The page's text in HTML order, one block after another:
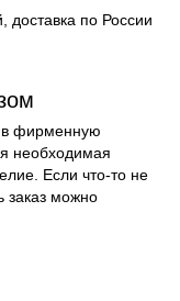
доставка по России
в фирменную
необходимая
Если что-то не
заказ можно